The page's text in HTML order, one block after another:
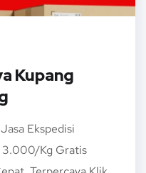
Kupang
Ekspedisi
3.000/Kg Gratis